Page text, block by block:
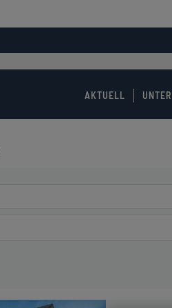
AKTUELL